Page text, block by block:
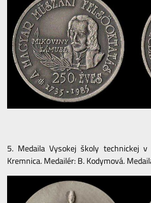
5. Medaila Vysokej školy technickej v
Kremnica. Medailér: B. Kodymová.